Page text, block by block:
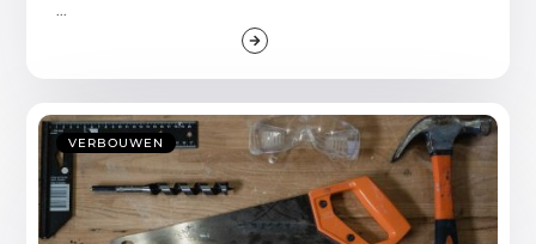
...
VERBOUWEN